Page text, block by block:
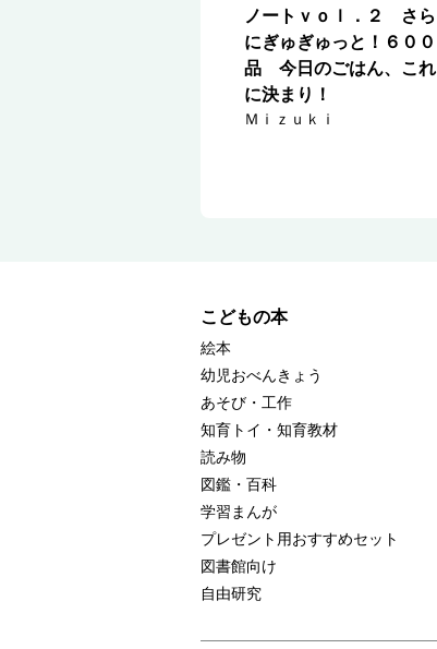
ノートｖｏｌ．２ さら
にぎゅぎゅっと！６００
品 今日のごはん、これ
に決まり！
Ｍｉｚｕｋｉ
こどもの本
絵本
幼児おべんきょう
あそび・工作
知育トイ・知育教材
読み物
図鑑・百科
学習まんが
プレゼント用おすすめセット
図書館向け
自由研究